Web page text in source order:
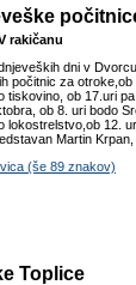
rakičanu
dni v
počitnic za
tiskovino, ob 17.uri
ob 8. uri bodo
lokostrelstvo,ob 12.
Martin Krpan,
(še 89 znakov)
Toplice